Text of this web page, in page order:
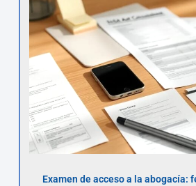
Examen de acceso a la abogacía: